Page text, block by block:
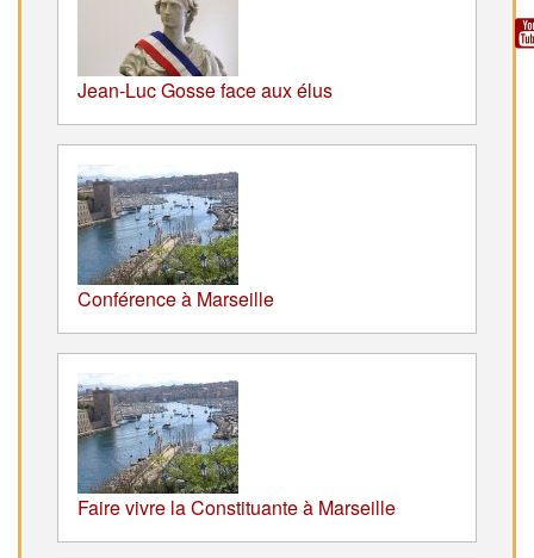
Jean-Luc Gosse face aux élus
Conférence à Marseille
Faire vivre la Constituante à Marseille